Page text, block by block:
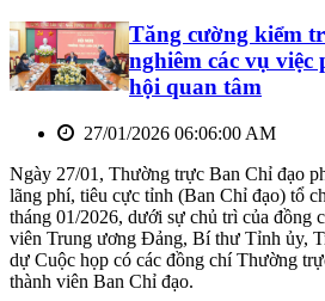
Tăng cường kiểm
nghiêm các vụ
hội quan tâm
27/01/2026 06:06:00 AM
Ngày 27/01, Thường trực Ban Chỉ đạo
lãng phí, tiêu cực tỉnh (Ban Chỉ đạo) tổ
tháng 01/2026, dưới sự chủ trì của đồng
viên Trung ương Đảng, Bí thư Tỉnh ủy,
dự Cuộc họp có các đồng chí Thường
thành viên Ban Chỉ đạo.